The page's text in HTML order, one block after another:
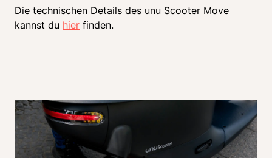
Die technischen Details des unu Scooter Move
kannst du hier finden.